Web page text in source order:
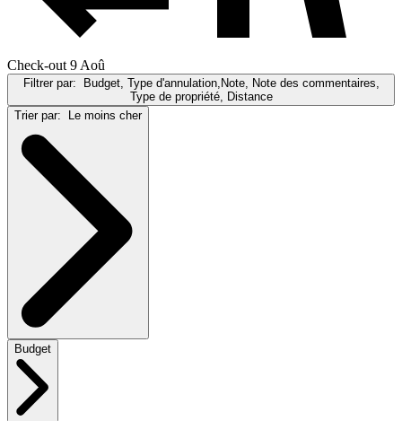
Check-out 9 Aoû
Filtrer par: Budget, Type d'annulation,Note, Note des commentaires,
Type de propriété, Distance
Trier par: Le moins cher
Budget